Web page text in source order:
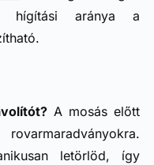
hígítási aránya a
A mosás előtt
letörlöd, így